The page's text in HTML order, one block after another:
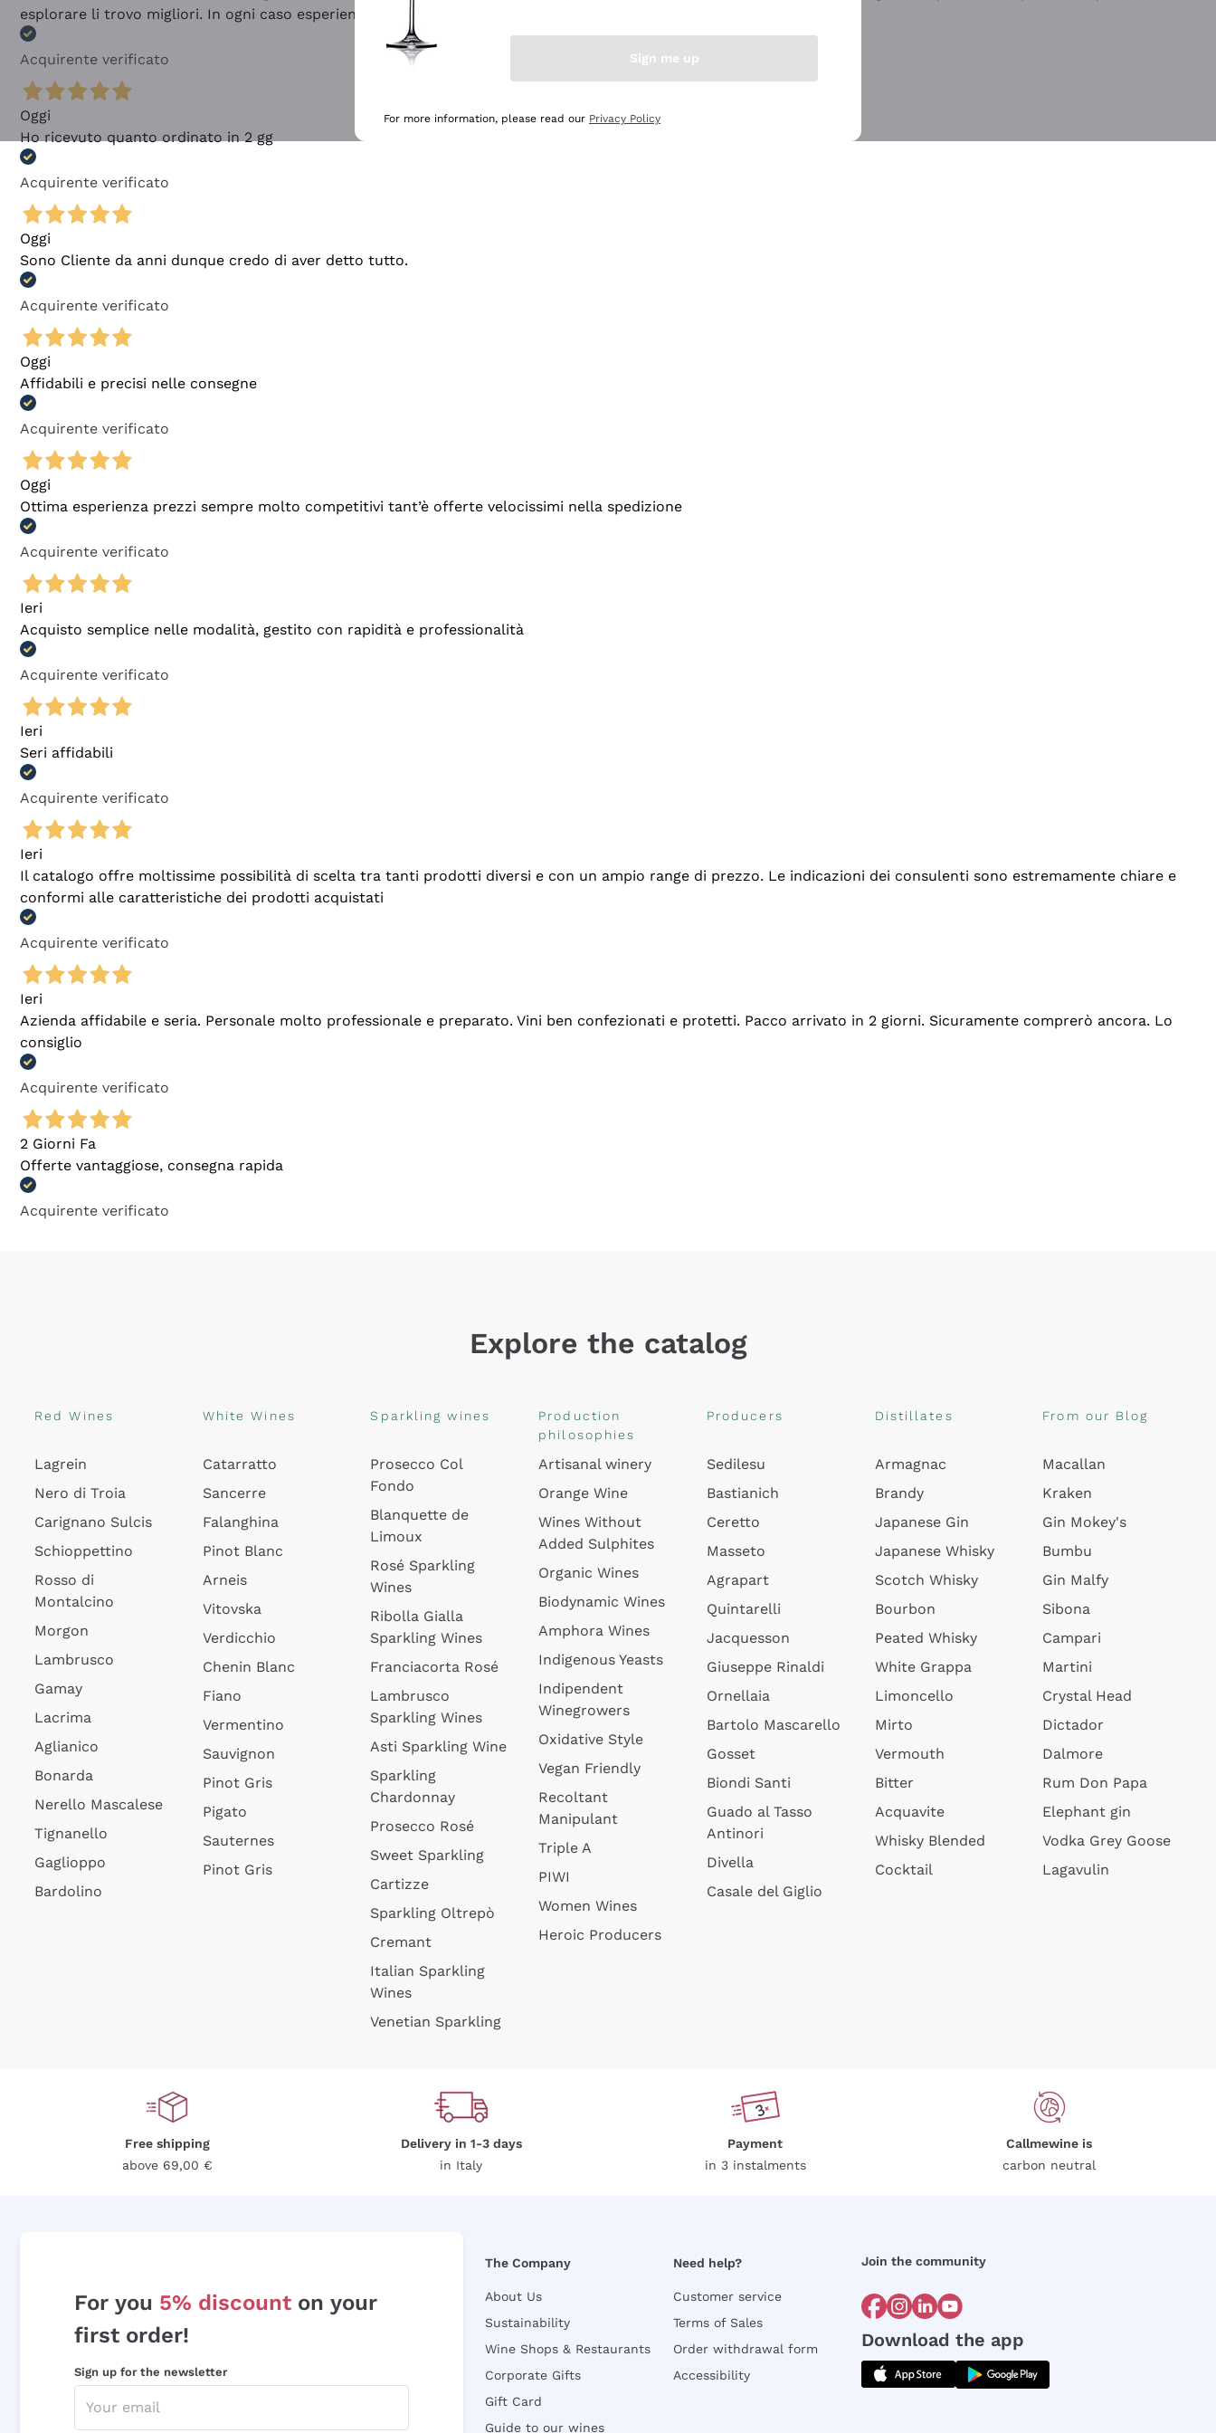
esplorare li trovo migliori. In ogni caso esperienza buona e lo consiglio! 👍
Acquirente verificato
Oggi
Ho ricevuto quanto ordinato in 2 gg
Acquirente verificato
Oggi
Sono Cliente da anni dunque credo di aver detto tutto.
Acquirente verificato
Oggi
Affidabili e precisi nelle consegne
Acquirente verificato
Oggi
Ottima esperienza prezzi sempre molto competitivi tant’è offerte velocissimi nella spedizione
Acquirente verificato
Ieri
Acquisto semplice nelle modalità, gestito con rapidità e professionalità
Acquirente verificato
Ieri
Seri affidabili
Acquirente verificato
Ieri
Il catalogo offre moltissime possibilità di scelta tra tanti prodotti diversi e con un ampio range di prezzo. Le indicazioni dei consulenti sono estremamente chiare e
conformi alle caratteristiche dei prodotti acquistati
Acquirente verificato
Ieri
Azienda affidabile e seria. Personale molto professionale e preparato. Vini ben confezionati e protetti. Pacco arrivato in 2 giorni. Sicuramente comprerò ancora. Lo
consiglio
Acquirente verificato
2 Giorni Fa
Offerte vantaggiose, consegna rapida
Acquirente verificato
Explore the catalog
Red Wines
Lagrein
Nero di Troia
Carignano Sulcis
Schioppettino
Rosso di
Montalcino
Morgon
Lambrusco
Gamay
Lacrima
Aglianico
Bonarda
Nerello Mascalese
Tignanello
Gaglioppo
Bardolino
White Wines
Catarratto
Sancerre
Falanghina
Pinot Blanc
Arneis
Vitovska
Verdicchio
Chenin Blanc
Fiano
Vermentino
Sauvignon
Pinot Gris
Pigato
Sauternes
Pinot Gris
Sparkling wines
Prosecco Col
Fondo
Blanquette de
Limoux
Rosé Sparkling
Wines
Ribolla Gialla
Sparkling Wines
Franciacorta Rosé
Lambrusco
Sparkling Wines
Asti Sparkling Wine
Sparkling
Chardonnay
Prosecco Rosé
Sweet Sparkling
Cartizze
Sparkling Oltrepò
Cremant
Italian Sparkling
Wines
Venetian Sparkling
Production
philosophies
Artisanal winery
Orange Wine
Wines Without
Added Sulphites
Organic Wines
Biodynamic Wines
Amphora Wines
Indigenous Yeasts
Indipendent
Winegrowers
Oxidative Style
Vegan Friendly
Recoltant
Manipulant
Triple A
PIWI
Women Wines
Heroic Producers
Producers
Sedilesu
Bastianich
Ceretto
Masseto
Agrapart
Quintarelli
Jacquesson
Giuseppe Rinaldi
Ornellaia
Bartolo Mascarello
Gosset
Biondi Santi
Guado al Tasso
Antinori
Divella
Casale del Giglio
Distillates
Armagnac
Brandy
Japanese Gin
Japanese Whisky
Scotch Whisky
Bourbon
Peated Whisky
White Grappa
Limoncello
Mirto
Vermouth
Bitter
Acquavite
Whisky Blended
Cocktail
From our Blog
Macallan
Kraken
Gin Mokey's
Bumbu
Gin Malfy
Sibona
Campari
Martini
Crystal Head
Dictador
Dalmore
Rum Don Papa
Elephant gin
Vodka Grey Goose
Lagavulin
Free shipping
above 69,00 €
Delivery in 1-3 days
in Italy
Payment
in 3 instalments
Callmewine is
carbon neutral
For you 5% discount on your
first order!
Sign up for the newsletter
The Company
About Us
Sustainability
Wine Shops & Restaurants
Corporate Gifts
Gift Card
Guide to our wines
Need help?
Customer service
Terms of Sales
Order withdrawal form
Accessibility
Join the community
Download the app
Sign me up
For more information, please read our Privacy Policy